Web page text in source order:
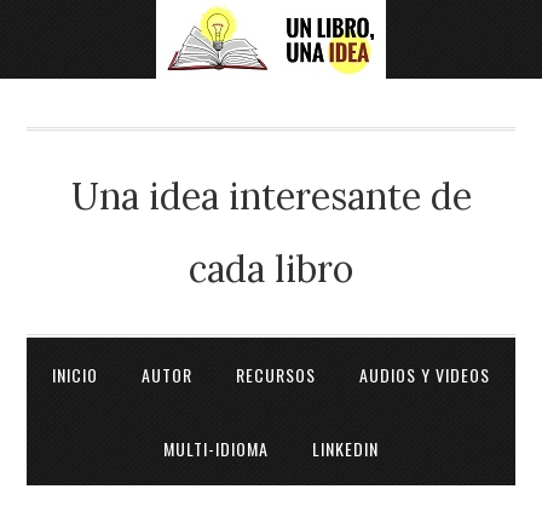
Una idea interesante de
cada libro
INICIO AUTOR RECURSOS AUDIOS Y VIDEOS
MULTI-IDIOMA LINKEDIN